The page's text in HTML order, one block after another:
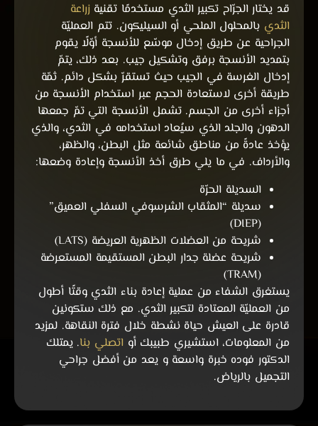
قد يختار الجرّاح تكبير الثدي مستخدمًا تقنيةزراعة
الثدي بالمحلول الملحي أو السيليكون. تتم العمليّة
الجراحية عن طريق إدخال موسّع للأنسجة أوّلًا يقوم
بتمديد الأنسجة برفق وتشكيل جيب. بعد ذلك، يتمّ
إدخال الغرسة في الجيب حيث تستقرّ بشكل دائم. ثمّة
طريقة أخرى لاستعادة الحجم عبر استخدام الأنسجة من
أجزاء أخرى من الجسم. تشمل الأنسجة التي تمّ جمعها
الدهون والجلد الذي سيُعاد استخدامه في الثدي، والذي
يؤخذ عادةً من مناطق شائعة مثل البطن، والظهر،
والأرداف. في ما يلي طرق أخذ الأنسجة وإعادة وضعها:
السديلة الحرّة
سديلة “المثقاب الشرسوفي السفلي العميق”
(DIEP)
شريحة من العضلات الظهرية العريضة (LATS)
شريحة عضلة جدار البطن المستقيمة المستعرضة
(TRAM)
يستغرق الشفاء من عملية إعادة بناء الثدي وقتًا أطول
من العمليّة المعتادة لتكبير الثدي. مع ذلك ستكونين
قادرة على العيش حياة نشطة خلال فترة النقاهة. لمزيد
من المعلومات، استشيري طبيبك أو اتصلي بنا. يمتلك
الدكتور فوده خبرة واسعة و يعد من أفضل جراحي
التجميل بالرياض.